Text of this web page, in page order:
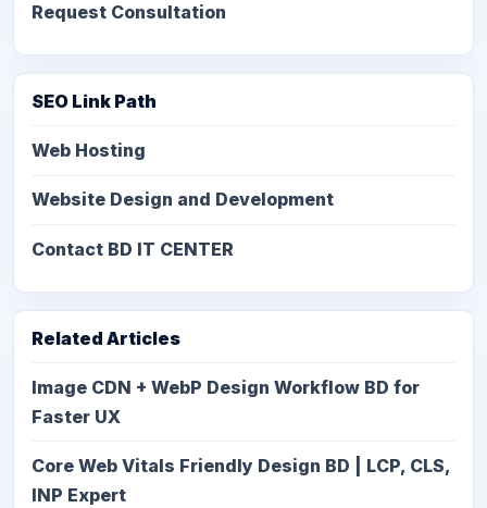
Request Consultation
SEO Link Path
Web Hosting
Website Design and Development
Contact BD IT CENTER
Related Articles
Image CDN + WebP Design Workflow BD for
Faster UX
Core Web Vitals Friendly Design BD | LCP, CLS,
INP Expert